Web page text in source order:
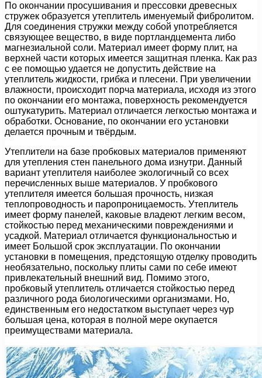
По окончании просушивания и прессовки древесных
стружек образуется утеплитель именуемый фибролитом.
Для соединения стружки между собой употребляется
связующее вещество, в виде портландцемента либо
магнезиальной соли. Материал имеет форму плит, на
верхней части которых имеется защитная пленка. Как раз
с ее помощью удается не допустить действие на
утеплитель жидкости, грибка и плесени. При увеличении
влажности, происходит порча материала, исходя из этого
по окончании его монтажа, поверхность рекомендуется
оштукатурить. Материал отличается легкостью монтажа и
обработки. Основание, по окончании его установки
делается прочным и твёрдым.
Утеплители на базе пробковых материалов применяют
для утепления стен панельного дома изнутри. Данный
вариант утеплителя наиболее экологичный со всех
перечисленных выше материалов. У пробкового
утеплителя имеется большая прочность, низкая
теплопроводность и паропроницаемость. Утеплитель
имеет форму панелей, каковые владеют легким весом,
стойкостью перед механическими повреждениями и
усадкой. Материал отличается функциональностью и
имеет Большой срок эксплуатации. По окончании
установки в помещения, предстоящую отделку проводить
необязательно, поскольку плиты сами по себе имеют
привлекательный внешний вид. Помимо этого,
пробковый утеплитель отличается стойкостью перед
различного рода биологическими организмами. Но,
единственным его недостатком выступает через чур
большая цена, которая в полной мере окупается
преимуществами материала.